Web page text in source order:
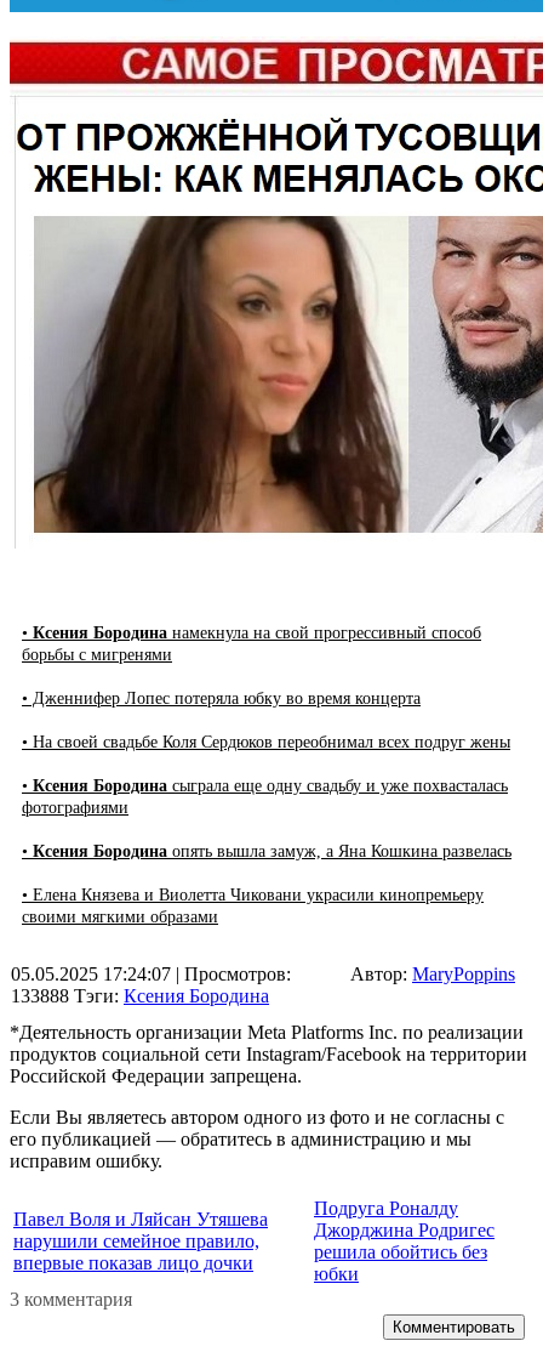
• Ксения Бородина намекнула на свой прогрессивный способ
борьбы с мигренями
• Дженнифер Лопес потеряла юбку во время концерта
• На своей свадьбе Коля Сердюков переобнимал всех подруг жены
• Ксения Бородина сыграла еще одну свадьбу и уже похвасталась
фотографиями
• Ксения Бородина опять вышла замуж, а Яна Кошкина развелась
• Елена Князева и Виолетта Чиковани украсили кинопремьеру
своими мягкими образами
05.05.2025 17:24:07 | Просмотров:
133888 Тэги: Ксения Бородина
Автор: MaryPoppins
*Деятельность организации Meta Platforms Inc. по реализации
продуктов социальной сети Instagram/Facebook на территории
Российской Федерации запрещена.
Если Вы являетесь автором одного из фото и не согласны с
его публикацией — обратитесь в администрацию и мы
исправим ошибку.
Павел Воля и Ляйсан Утяшева
нарушили семейное правило,
впервые показав лицо дочки
Подруга Роналду
Джорджина Родригес
решила обойтись без
юбки
3 комментария
Комментировать